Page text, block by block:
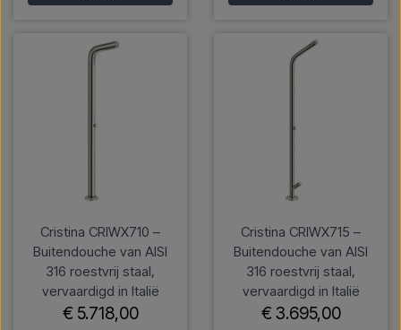
Cristina CRIWX710 –
Buitendouche van AISI
316 roestvrij staal,
vervaardigd in Italië
€ 5.718,00
Cristina CRIWX715 –
Buitendouche van AISI
316 roestvrij staal,
vervaardigd in Italië
€ 3.695,00